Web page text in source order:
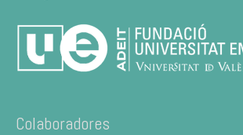
Colaboradores